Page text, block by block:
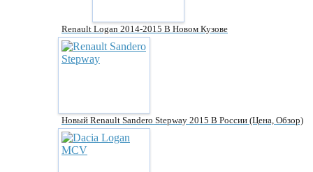
Renault Logan 2014-2015 В Новом Кузове
Новый Renault Sandero Stepway 2015 В России (цена, Обзор)